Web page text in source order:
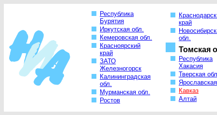
Республика
Бурятия
Иркутская обл.
Кемеровская обл.
Красноярский
край
ЗАТО
Железногорск
Калининградская
обл.
Мурманская обл.
Ростов
край
обл.
Томская
Республика
Хакасия
Тверская
Кавказ
Алтай